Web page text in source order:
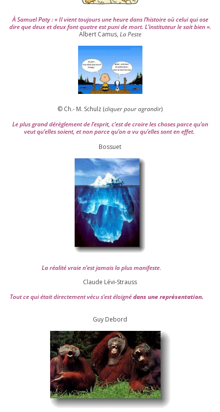
À Samuel Paty : « Il vient tou­jours une heure dans l’his­toire où celui qui ose
dire que deux et deux font quatre est puni de mort. L’instituteur le sait bien ».
Albert Camus, La Peste
© Ch.- M. Schulz (cli­quer pour agran­dir)
Le plus grand dérè­gle­ment de l’es­prit, c’est de croire les choses parce qu’on
veut qu’elles soient, et non parce qu’on a vu qu’elles sont en effet.
Bossuet
La réa­lité vraie n’est jamais la plus mani­feste.
Claude Lévi-Strauss
Tout ce qui était direc­te­ment vécu s’est éloi­gnédans une repré­sen­ta­tion.
Guy Debord